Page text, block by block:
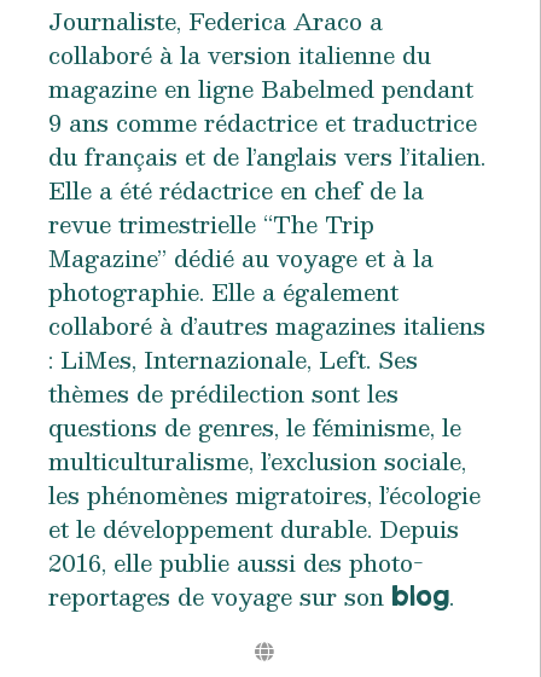
Journaliste, Federica Araco a
collaboré à la version italienne du
magazine en ligne Babelmed pendant
9 ans comme rédactrice et traductrice
du français et de l’anglais vers l’italien.
Elle a été rédactrice en chef de la
revue trimestrielle “The Trip
Magazine” dédié au voyage et à la
photographie. Elle a également
collaboré à d’autres magazines italiens
: LiMes, Internazionale, Left. Ses
thèmes de prédilection sont les
questions de genres, le féminisme, le
multiculturalisme, l’exclusion sociale,
les phénomènes migratoires, l’écologie
et le développement durable. Depuis
2016, elle publie aussi des photo-
reportages de voyage sur son blog.